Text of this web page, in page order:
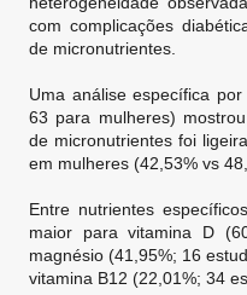
com complicações
de micronutrientes.
Uma análise específica
63 para mulheres)
de micronutrientes foi
em mulheres (42,53% vs
Entre nutrientes
maior para vitamina D
magnésio (41,95%; 16
vitamina B12 (22,01%; 34